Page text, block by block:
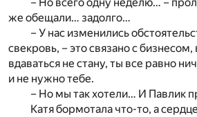
же обещали… задолго…
– У нас изменились
свекровь, – это связано с
вдаваться не стану, ты все равно
и не нужно тебе.
– Но мы так хотели… И Павлик
Катя бормотала что-то, а